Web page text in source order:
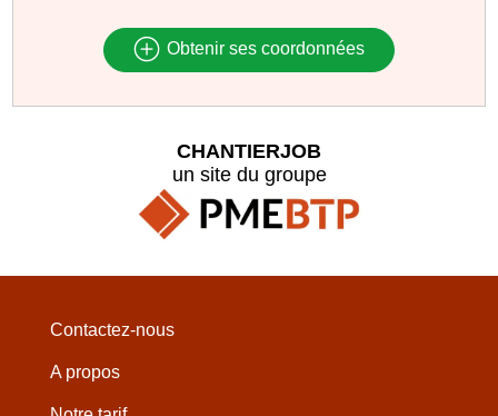
Obtenir ses coordonnées
CHANTIERJOB
un site du groupe
Contactez-nous
A propos